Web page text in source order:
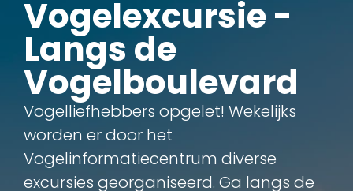
Vogelexcursie -
Langs de
Vogelboulevard
Vogelliefhebbers opgelet! Wekelijks
worden er door het
Vogelinformatiecentrum diverse
excursies georganiseerd. Ga langs de